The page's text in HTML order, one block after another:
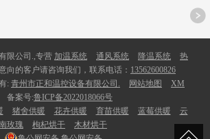
限公司.,专营 加温系统 通风系统 降温系统
热
向的客户请咨询我们，联系电话： 13562600826
: 青州市正和温控设备有限公司. 网站地图
XM
备案号:鲁ICP备2022018066号
猪舍供暖 花卉供暖 育苗供暖 蓝莓供暖
云
玫瑰
枸杞烘干
木材烘干